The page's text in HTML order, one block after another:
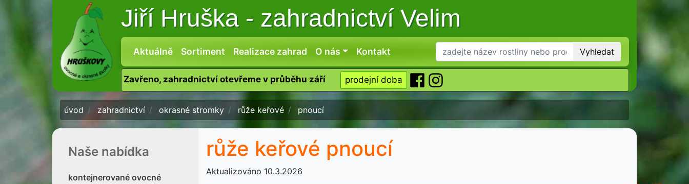
Jiří Hruška -zahradnictví Velim
Aktuálně Sortiment Realizace zahrad O nás Kontakt Vyhledat
Zavřeno, zahradnictví otevřeme v průběhu září prodejní doba
úvod zahradnictví okrasné stromky růže keřové pnoucí
Naše nabídka
kontejnerované ovocné
růže keřové pnoucí
Aktualizováno 10.3.2026